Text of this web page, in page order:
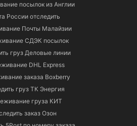
посылок из Англии
России отследить
Почты Малайзии
СДЭК посылок
груз Деловые линии
DHL Express
заказа Boxberry
груз ТК Энергия
груза КИТ
заказ Озон